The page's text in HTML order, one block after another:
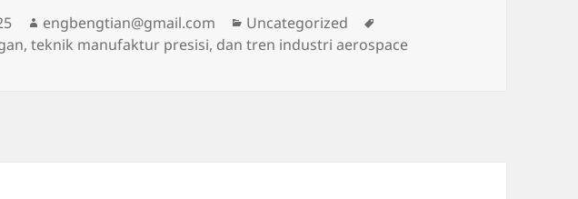
Author
engbengtian@gmail.com Categories
Uncategorized
teknik manufaktur presisi, dan tren industri aerospace